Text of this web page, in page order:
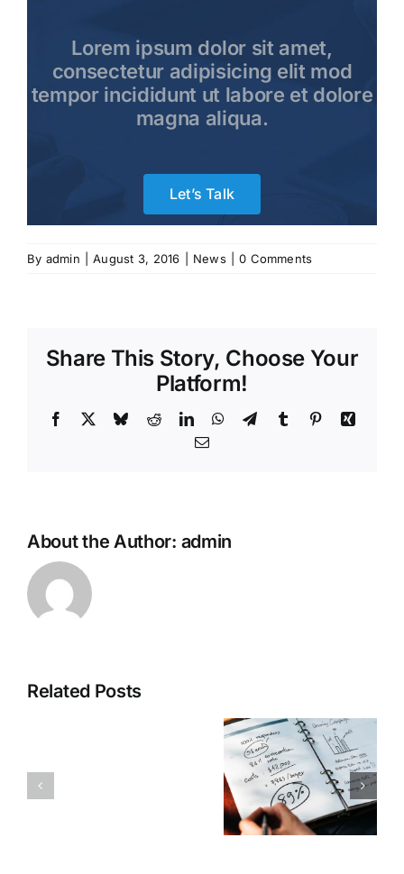
Lorem ipsum dolor sit amet,
consectetur adipisicing elit mod
tempor incididunt ut labore et dolore
magna aliqua.
Let’s Talk
By admin August 3, 2016 News 0 Comments
Share This Story, Choose Your
Platform!
Facebook BlueskyRedditLinkedInWhatsApp
TelegramTumblr PinterestXing
Email
About the Author: admin
Related Posts
When is it
the right
time to sell
your